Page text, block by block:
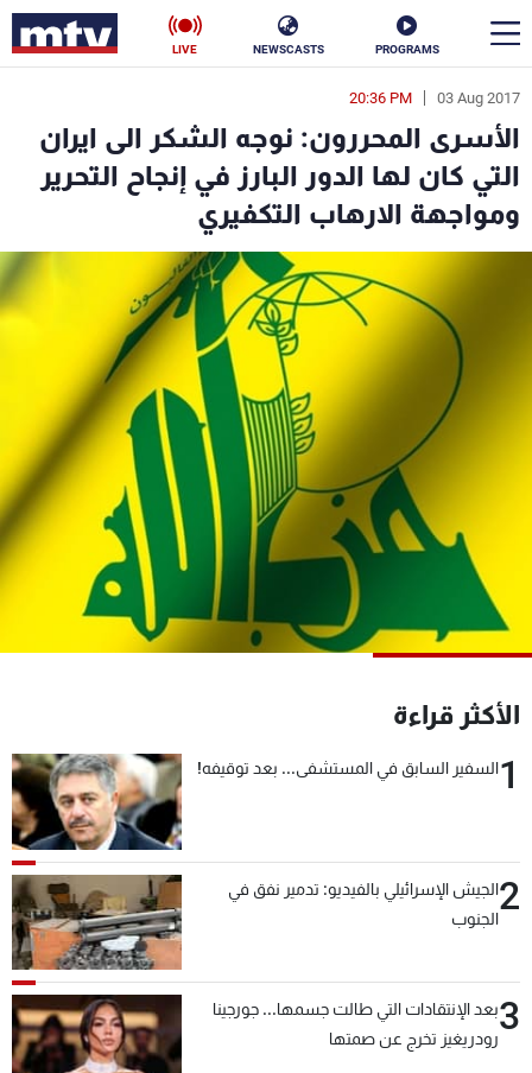
PROGRAMS
NEWSCASTS
LIVE
03 Aug 2017
20:36 PM
الأسرى المحررون: نوجه الشكر الى ايران
التي كان لها الدور البارز في إنجاح التحرير
ومواجهة الارهاب التكفيري
الأكثر قراءة
1السفير السابق في المستشفى... بعد توقيفه!
2الجيش الإسرائيلي بالفيديو: تدمير نفق في
الجنوب
3بعد الإنتقادات التي طالت جسمها... جورجينا
رودريغيز تخرج عن صمتها
en
الأخبار
سياسة ناس
فن
منوعات رياضة
كأس العالم
جدول البرامج
شاهد البرامج
الترددات
لاعلاناتكم